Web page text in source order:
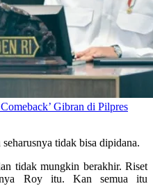
Gibran di Pilpres
tidak bisa dipidana.
tidak mungkin berakhir. Riset
Roy itu. Kan semua itu